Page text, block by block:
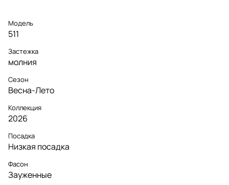
Модель
511
Застежка
молния
Сезон
Весна-Лето
Коллекция
2026
Посадка
Низкая посадка
Фасон
Зауженные